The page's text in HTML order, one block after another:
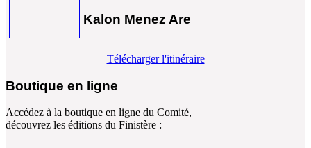
Kalon Menez Are
Télécharger l'itinéraire
Boutique en ligne
Accédez à la boutique en ligne du Comité,
découvrez les éditions du Finistère :